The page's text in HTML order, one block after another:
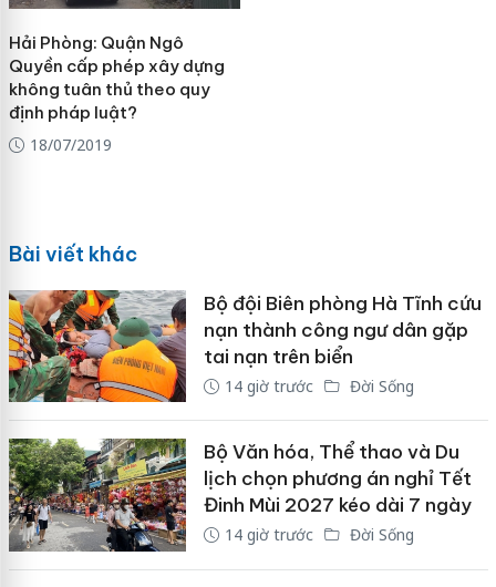
Hải Phòng: Quận Ngô
Quyền cấp phép xây dựng
không tuân thủ theo quy
định pháp luật?
18/07/2019
Bài viết khác
Bộ đội Biên phòng Hà Tĩnh cứu
nạn thành công ngư dân gặp
tai nạn trên biển
14 giờ trước Đời Sống
Bộ Văn hóa, Thể thao và Du
lịch chọn phương án nghỉ Tết
Đinh Mùi 2027 kéo dài 7 ngày
14 giờ trước Đời Sống